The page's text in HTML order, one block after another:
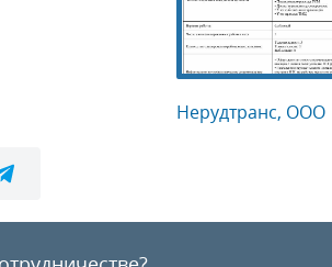
Нерудтранс, ООО